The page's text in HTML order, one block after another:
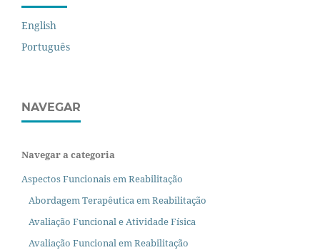
English
Português
NAVEGAR
Navegar a categoria
Aspectos Funcionais em Reabilitação
Abordagem Terapêutica em Reabilitação
Avaliação Funcional e Atividade Física
Avaliação Funcional em Reabilitação